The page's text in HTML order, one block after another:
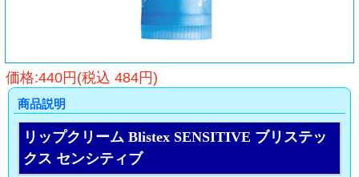
価格:440円(税込 484円)
商品説明
リップクリーム Blistex SENSITIVE ブリステッ
クス センシティブ